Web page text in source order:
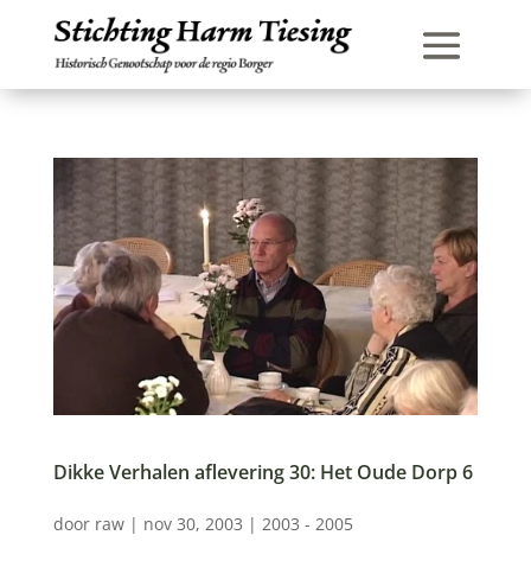
Dikke Verhalen aflevering 30: Het Oude Dorp 6
door raw| nov 30, 2003 | 2003 - 2005